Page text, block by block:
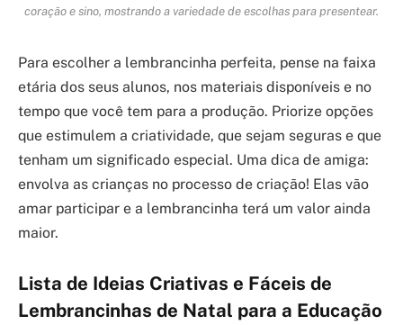
coração e sino, mostrando a variedade de escolhas para presentear.
Para escolher a lembrancinha perfeita, pense na faixa
etária dos seus alunos, nos materiais disponíveis e no
tempo que você tem para a produção. Priorize opções
que estimulem a criatividade, que sejam seguras e que
tenham um significado especial. Uma dica de amiga:
envolva as crianças no processo de criação! Elas vão
amar participar e a lembrancinha terá um valor ainda
maior.
Lista de Ideias Criativas e Fáceis de
Lembrancinhas de Natal para a Educação